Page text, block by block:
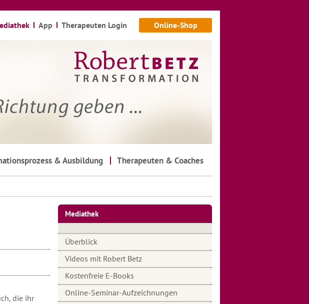
& Ausbildung Therapeuten & Coaches
die ihr
Mediathek
Überblick
Videos mit Robert Betz
Kostenfreie E-Books
Online-Seminar-Aufzeichnungen
App Therapeuten Login Online-Shop